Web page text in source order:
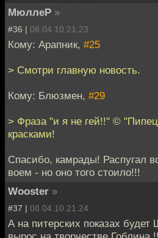
МюллеР »
#36 | 08.04.10 21:23
Кому: Арапник, #25
> Смотри главную новость.
Кому: Блюзмен, #29
> Фраза "и я не гей!!" ©
красками!
Спасибо, камрады! Распугал
воем - но оно того стоило!!!
Wooster »
#37 | 08.04.10 21:24
А на питерских показах будет